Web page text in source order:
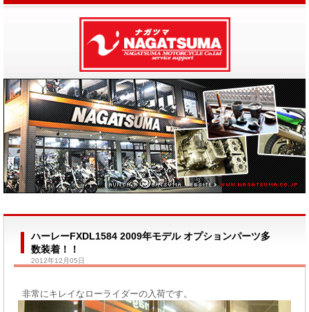
ハーレーFXDL1584 2009年モデル オプションパーツ多
数装着！！
2012年12月05日
非常にキレイなローライダーの入荷です。